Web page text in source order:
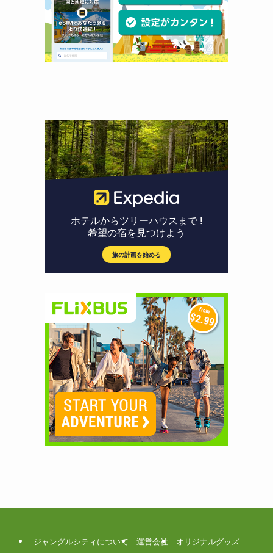
ジャングルシティについて 運営会社 オリジナルグッズ